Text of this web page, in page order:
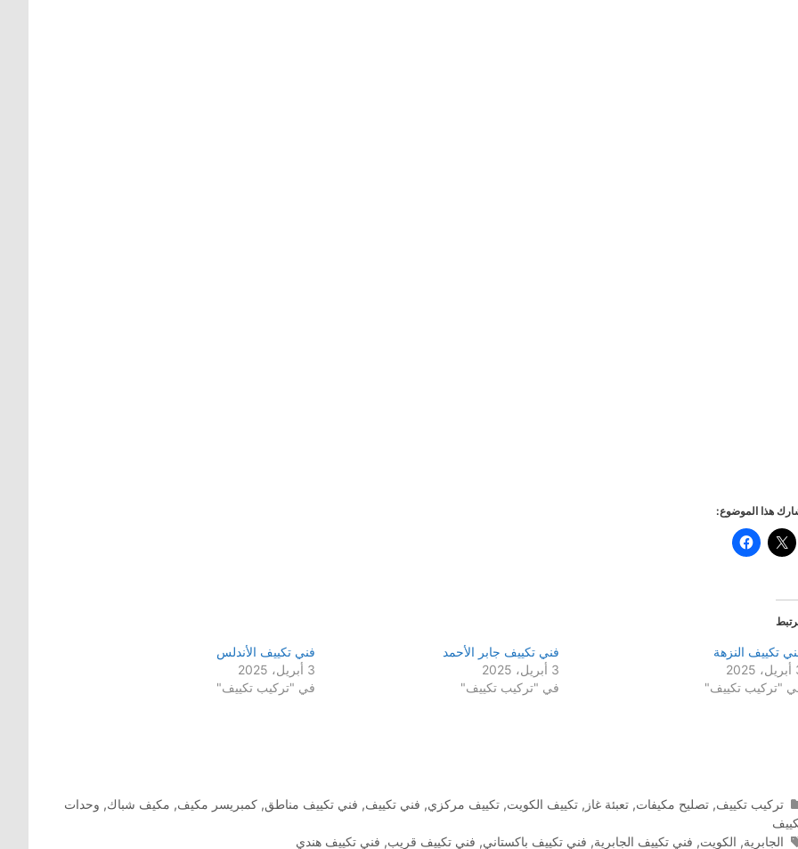
هذا الموضوع:
تكييف النزهة
"تركيب تكييف"
فني تكييف جابر الأحمد
3 أبريل، 2025
في "تركيب تكييف"
فني تكييف الأندلس
3 أبريل، 2025
في "تركيب تكييف"
التصنيفات
تركيب تكييف, تصليح مكيفات, تعبئة غاز , تكييف الكويت, تكييف مركزي, فني تكييف, فني تكييف مناطق, كمبريسر مكيف, مكيف شباك, وحدات
الوسوم
الجابرية, الكويت, فني تكييف الجابرية, فني تكييف باكستاني, فني تكييف قريب, فني تكييف هندي